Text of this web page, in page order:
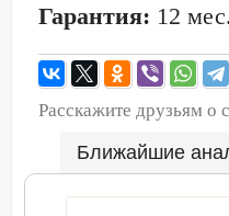
Гарантия: 12
Расскажите друзьям о
Ближайшие